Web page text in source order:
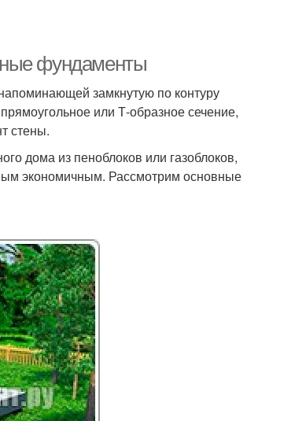
фундаменты
замкнутую по контуру
или Т-образное сечение,
стены.
дома из пеноблоков или газоблоков,
экономичным. Рассмотрим основные